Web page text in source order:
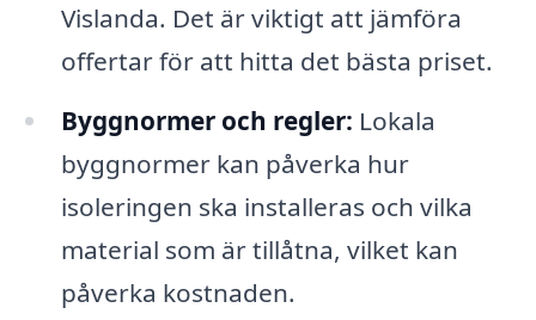
Vislanda. Det är viktigt att jämföra
offertar för att hitta det bästa priset.
Byggnormer och regler: Lokala
byggnormer kan påverka hur
isoleringen ska installeras och vilka
material som är tillåtna, vilket kan
påverka kostnaden.